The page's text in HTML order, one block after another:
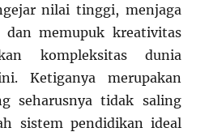
nilai tinggi, menjaga
dan memupuk kreativitas
kompleksitas dunia
Ketiganya merupakan
seharusnya tidak saling
sistem pendidikan ideal